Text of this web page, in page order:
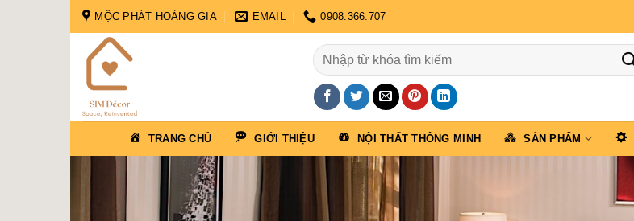
Skip
content
MỘC PHÁT HOÀNG GIA EMAIL 0908.366.707
Tìm
kiếm:
TRANG CHỦ GIỚI THIỆU NỘI THẤT THÔNG MINH SẢN PHẨM